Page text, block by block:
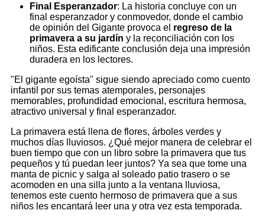
Final Esperanzador: La historia concluye con un
final esperanzador y conmovedor, donde el cambio
de opinión del Gigante provoca el regreso de la
primavera a su jardín y la reconciliación con los
niños. Esta edificante conclusión deja una impresión
duradera en los lectores.
"El gigante egoísta" sigue siendo apreciado como cuento
infantil por sus temas atemporales, personajes
memorables, profundidad emocional, escritura hermosa,
atractivo universal y final esperanzador.
La primavera está llena de flores, árboles verdes y
muchos días lluviosos. ¿Qué mejor manera de celebrar el
buen tiempo que con un libro sobre la primavera que tus
pequeños y tú puedan leer juntos? Ya sea que tome una
manta de picnic y salga al soleado patio trasero o se
acomoden en una silla junto a la ventana lluviosa,
tenemos este cuento hermoso de primavera que a sus
niños les encantará leer una y otra vez esta temporada.